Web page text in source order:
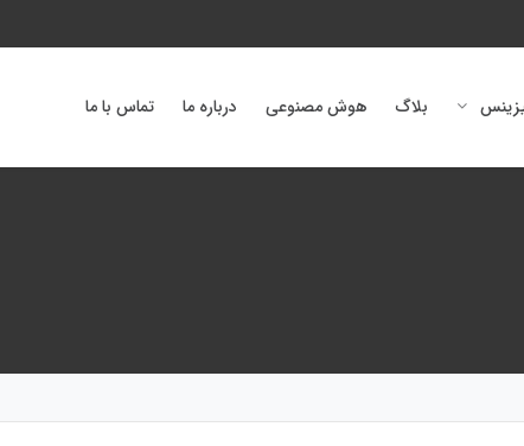
بلاگ هوش مصنوعی درباره ما تماس با ما